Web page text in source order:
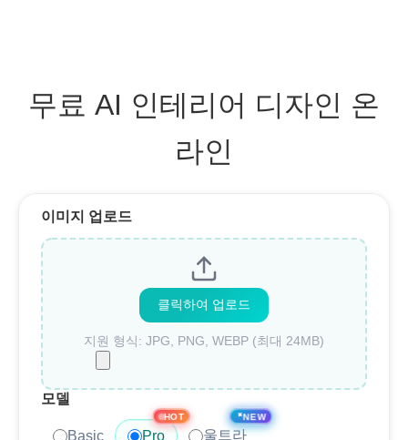
무료 AI 인테리어 디자인 온
라인
이미지 업로드
클릭하여 업로드
지원 형식: JPG, PNG, WEBP (최대 24MB)
모델
Basic Pro
HOT
울트라
✦NEW